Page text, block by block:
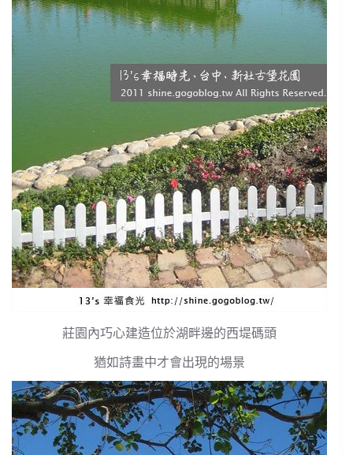
莊園內巧心建造位於湖畔邊的西堤碼頭
猶如詩畫中才會出現的場景